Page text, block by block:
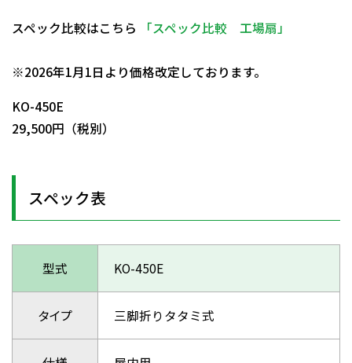
スペック比較はこちら
「スペック比較 工場扇」
※2026年1月1日より価格改定しております。
KO-450E
29,500円（税別）
スペック表
型式 KO-450E
タイプ 三脚折りタタミ式